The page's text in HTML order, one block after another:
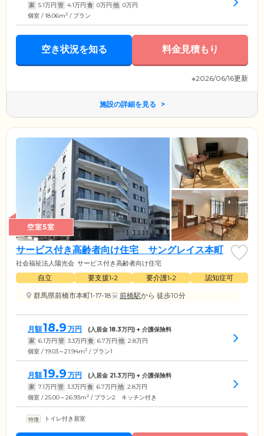
家 5.1万円 管 4.1万円 食 0万円 他 0万円
個室 / 18.06m2 / プラン
空き状況を知る 料金見積もり
※2026/06/16更新
施設の詳細を見る
空室5室
サービス付き高齢者向け住宅 サングレイス本町
社会福祉法人陽光会 サービス付き高齢者向け住宅
自立 要支援1•2 要介護1•2
認知症可
群馬県前橋市本町1-17-18
前橋駅から 徒歩10分
月額18.9 万円 (入居金18.3万円) + 介護保険料
家 6.1万円 管 3.3万円 食 6.7万円 他 2.8万円
個室 / 19.03～21.94m2 / プラン1
月額19.9 万円 (入居金 21.3万円) + 介護保険料
家 7.1万円 管 3.3万円 食 6.7万円 他 2.8万円
個室 / 25.00～26.93m2 / プラン2 キッチン付き
トイレ付き居室